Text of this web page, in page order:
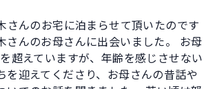
さんのお宅に泊まらせて頂いたのです
さんのお母さんに出会いました。 お母
超えていますが、年齢を感じさせない
を迎えてくださり、お母さんの昔話や